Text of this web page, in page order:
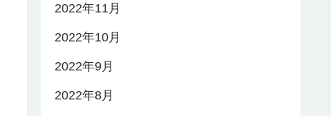
2022年11月
2022年10月
2022年9月
2022年8月